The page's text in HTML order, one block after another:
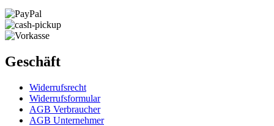
Geschäft
Widerrufs­recht
Widerrufs­formular
AGB Verbraucher
AGB Unternehmer